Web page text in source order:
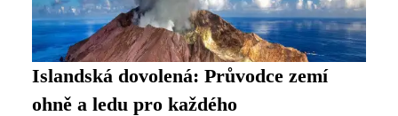
Islandská dovolená: Průvodce zemí
ohně a ledu pro každého